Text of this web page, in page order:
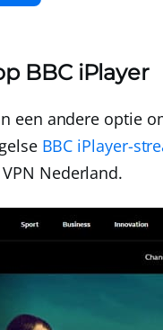
BBC iPlayer
een andere optie
BBC iPlayer-
VPN Nederland.